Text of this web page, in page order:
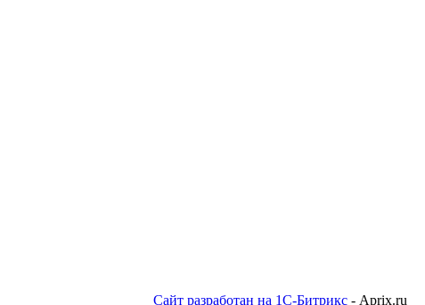
Сайт разработан на 1С-Битрикс - Aprix.ru